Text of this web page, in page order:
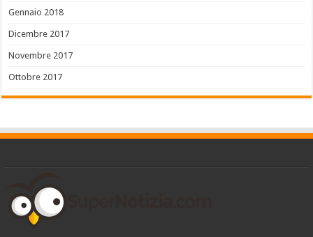
Gennaio 2018
Dicembre 2017
Novembre 2017
Ottobre 2017